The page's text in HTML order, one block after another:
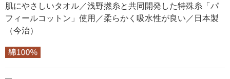
肌にやさしいタオル／浅野撚糸と共同開発した特殊糸「パ
フィールコットン」使用／柔らかく吸水性が良い／日本製
（今治）